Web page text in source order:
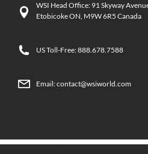
WSI Head Office: 91 Skyway
Etobicoke ON, M9W 6R5 Canada
US Toll-Free: 888.67­8.7588
Email: contact@wsiworld.com